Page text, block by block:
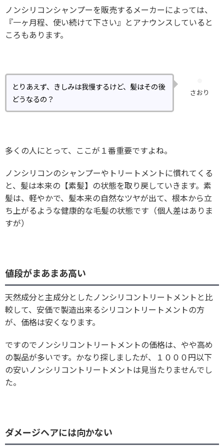
ノンシリコンシャンプーを販売するメーカーによっては、
『一ヶ月程、使い続けて下さい』とアナウンスしていると
ころもあります。
さおり
とりあえず、きしみは我慢するけど、髪はその後
どうなるの？
多くの人にとって、ここが１番重要ですよね。
ノンシリコンのシャンプーやトリートメントに慣れてくる
と、髪は本来の【素髪】の状態を取り戻していきます。素
髪は、軽やかで、髪本来の自然なツヤが出て、根本から立
ち上がるような健康的な毛髪の状態です（個人差はありま
すが）
値段がまあまあ高い
天然成分と主成分としたノンシリコントリートメントと比
較して、安価で製造出来るシリコントリートメントの方
が、価格は安くなります。
ですのでノンシリコントリートメントの価格は、やや高め
の製品が多いです。かなり探しましたが、１０００円以下
の安いノンシリコントリートメントは見当たりませんでし
た。
ダメージヘアには向かない